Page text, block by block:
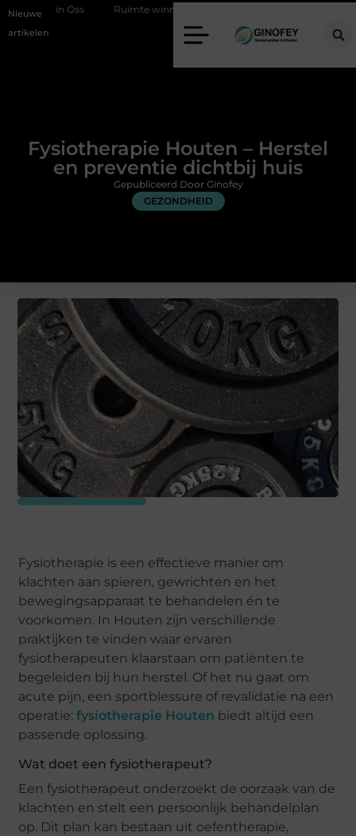
Nieuwe
artikelen
Ruimte winnen in de slaapkamer met een boxspring met
Fysiotherapie Houten – Herstel
en preventie dichtbij huis
GEZONDHEID
Gepubliceerd Door Ginofey
Fysiotherapie is een effectieve manier om
klachten aan spieren, gewrichten en het
bewegingsapparaat te behandelen én te
voorkomen. In Houten zijn verschillende
praktijken te vinden waar ervaren
fysiotherapeuten klaarstaan om patiënten te
begeleiden bij hun herstel. Of het nu gaat om
acute pijn, een sportblessure of revalidatie na een
operatie:fysiotherapie Houten biedt altijd een
passende oplossing.
Wat doet een fysiotherapeut?
Een fysiotherapeut onderzoekt de oorzaak van de
klachten en stelt een persoonlijk behandelplan
op. Dit plan kan bestaan uit oefentherapie,